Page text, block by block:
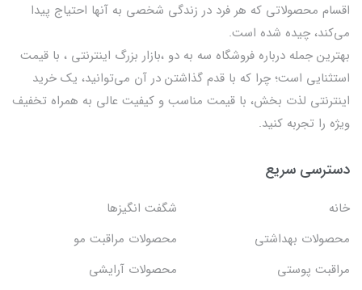
اقسام محصولاتی که هر فرد در زندگی شخصی به آنها احتیاج پیدا
می‌کند، چیده شده است.
بهترين جمله درباره فروشگاه سه به دو ،بازار بزرگ اینترنتی ، با قيمت
استثنايي است؛ چرا که با قدم گذاشتن در آن می‌توانید، یک خرید
اینترنتی لذت بخش، با قیمت مناسب و کیفیت عالی به همراه تخفیف
ویژه را تجربه کنید.
دسترسی سریع
خانه
شگفت انگيزها
محصولات بهداشتي
محصولات مراقبت مو
مراقبت پوستی
محصولات آرایشی